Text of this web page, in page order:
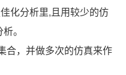
化分析里,且用较少的仿
。
合，并做多次的仿真来作